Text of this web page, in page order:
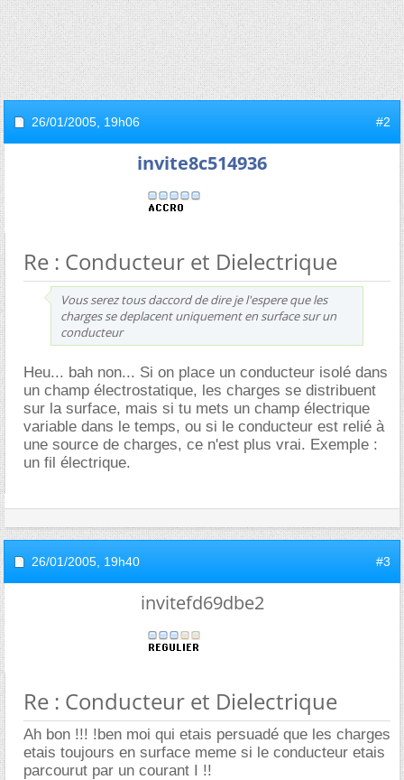
26/01/2005, 19h06 #2
invite8c514936
Re : Conducteur et Dielectrique
Vous serez tous daccord de dire je l'espere que les
charges se deplacent uniquement en surface sur un
conducteur
Heu... bah non... Si on place un conducteur isolé dans
un champ électrostatique, les charges se distribuent
sur la surface, mais si tu mets un champ électrique
variable dans le temps, ou si le conducteur est relié à
une source de charges, ce n'est plus vrai. Exemple :
un fil électrique.
26/01/2005, 19h40 #3
invitefd69dbe2
Re : Conducteur et Dielectrique
Ah bon !!! !ben moi qui etais persuadé que les charges
etais toujours en surface meme si le conducteur etais
parcourut par un courant I !!